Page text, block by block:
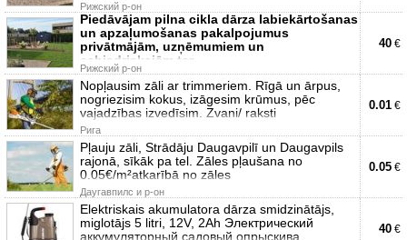
Рижский р-он
Piedāvājam pilna cikla dārza labiekārtošanas
un apzaļumošanas pakalpojumus
privātmājām, uzņēmumiem un
sabiedriskajām ter
Рижский р-он
40 €
Nopļausim zāli ar trimmeriem. Rīgā un ārpus,
nogriezisim kokus, izāgesim krūmus, pēc
vajadzības izvedīsim. Zvani/ raksti
Рига
0.01 €
Pļauju zāli, Strādāju Daugavpilī un Daugavpils
rajonā, sīkāk pa tel. Zāles pļaušana no
0.05€/m²atkarībā no zāles
Даугавпилс и р-он
0.05 €
Elektriskais akumulatora dārza smidzinātājs,
miglotājs 5 litri, 12V, 2Ah Электрический
аккумуляторный садовый опрыскива
40 €